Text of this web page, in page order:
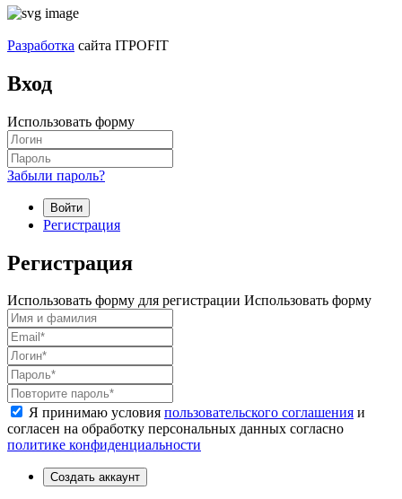
Разработка сайта ITPOFIT
Вход
Использовать форму
Забыли пароль?
Войти
Регистрация
Регистрация
Использовать форму для регистрации Использовать форму
Я принимаю условия пользовательского соглашения и
согласен на обработку персональных данных согласно
политике конфиденциальности
Создать аккаунт